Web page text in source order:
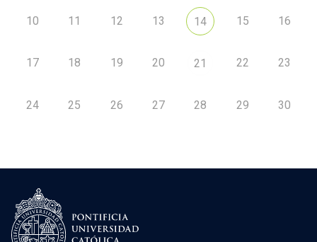
10 11 12 13 14 15 16
17 18 19 20 21 22 23
24 25 26 27 28 29 30